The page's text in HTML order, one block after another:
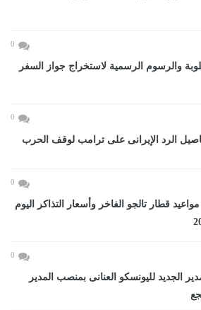
0
والرسوم الرسمية لاستخراج جواز السفر
0
الرد الإيرانى على ترامب لوقف الحرب
0
قطار تالجو الفاخر وأسعار التذاكر اليوم
0
الجديد لليونسكو العنانى بمنصب المدير